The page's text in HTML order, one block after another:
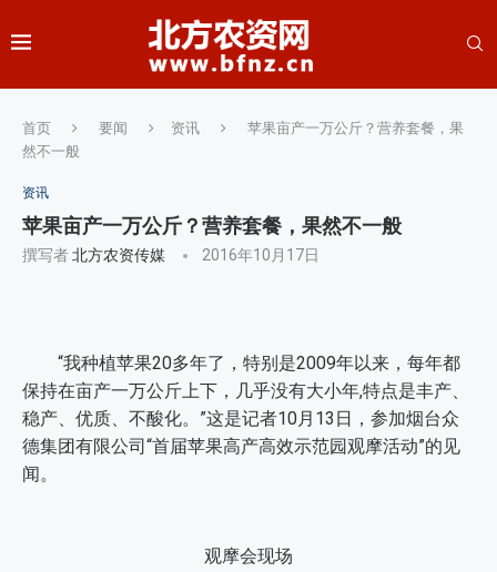
首页 要闻 资讯
苹果亩产一万公斤？营养套餐，果
然不一般
资讯
苹果亩产一万公斤？营养套餐，果然不一般
撰写者北方农资传媒 2016年10月17日
“我种植苹果20多年了，特别是2009年以来，每年都
保持在亩产一万公斤上下，几乎没有大小年,特点是丰产、
稳产、优质、不酸化。”这是记者10月13日，参加烟台众
德集团有限公司“首届苹果高产高效示范园观摩活动”的见
闻。
观摩会现场